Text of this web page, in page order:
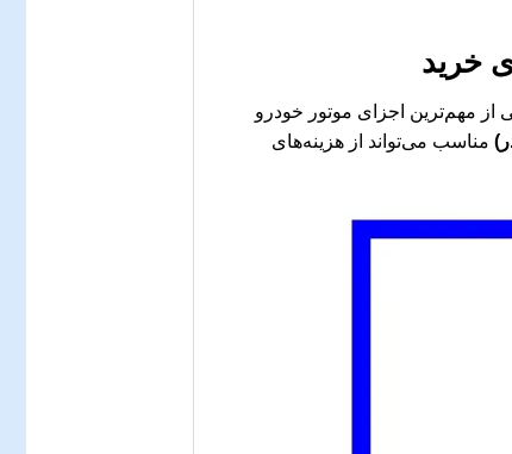
خرید
از مهم‌ترین اجزای موتور خودرو
مناسب می‌تواند از هزینه‌های